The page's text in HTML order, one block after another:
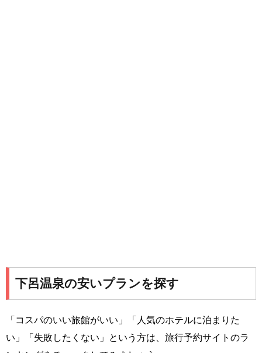
下呂温泉の安いプランを探す
「コスパのいい旅館がいい」「人気のホテルに泊まりた
い」「失敗したくない」という方は、旅行予約サイトのラ